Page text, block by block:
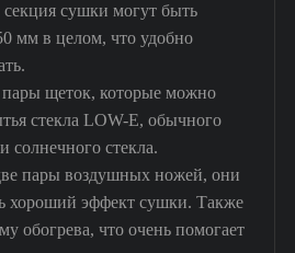
сушки могут быть
мм в целом, что удобно
щеток, которые можно
стекла LOW-E, обычного
солнечного стекла.
пары воздушных ножей, они
хороший эффект сушки. Также
обогрева, что очень помогает